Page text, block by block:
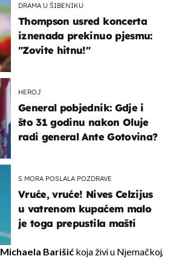
DRAMA U ŠIBENIKU
Thompson usred koncerta
iznenada prekinuo pjesmu:
"Zovite hitnu!"
HEROJ
General pobjednik: Gdje i
što 31 godinu nakon Oluje
radi general Ante Gotovina?
S MORA POSLALA POZDRAVE
Vruće, vruće! Nives Celzijus
u vatrenom kupaćem malo
je toga prepustila mašti
Michaela Barišić koja živi u Njemačkoj,